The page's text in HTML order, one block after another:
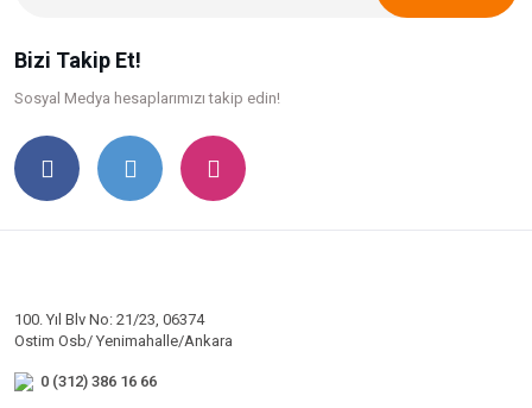
Bizi Takip Et!
Sosyal Medya hesaplarımızı takip edin!
100. Yıl Blv No: 21/23, 06374
Ostim Osb/ Yenimahalle/Ankara
0 (312) 386 16 66